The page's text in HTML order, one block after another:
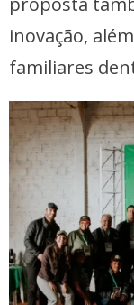
inovação,
familiares